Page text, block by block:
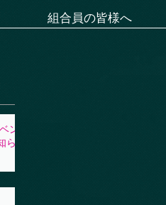
組合員の皆様へ
ン
ら